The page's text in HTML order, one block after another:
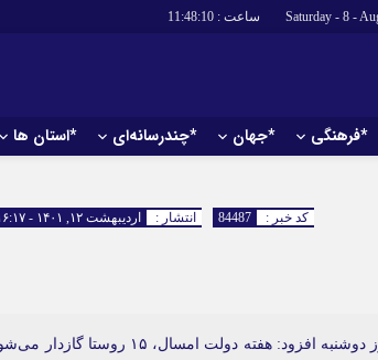
ساعت : 11:48:11
*فرهنگی *جهان *چندرسانه‌ای *استان ها
رهبر انقلاب
احزاب و تشکلها
بانک ها
اخبار بورس
انتشار : اردیبهشت ۱۲, ۱۴۰۱ - ۱۶:۱۷ کد خبر : 84487
به گزارش روابط عمومی شرکت گاز استان ایلام، عباس شمس‌اللهی روز دوشنبه افزود: هفته دولت امسال، ۱۵ روستا